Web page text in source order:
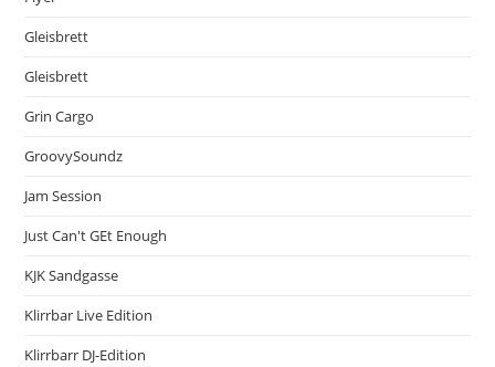
Gleisbrett
Gleisbrett
Grin Cargo
GroovySoundz
Jam Session
Just Can't GEt Enough
KJK Sandgasse
Klirrbar Live Edition
Klirrbarr DJ-Edition